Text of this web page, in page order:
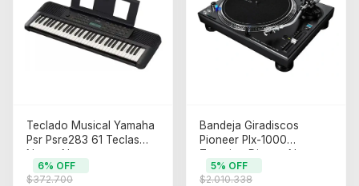
Teclado Musical Yamaha
Psr Psre283 61 Teclas
Negro Negro
$372.700
6% OFF
Bandeja Giradiscos
Pioneer Plx-1000
Traccion Directa Negra
Negro
$2.010.338
5% OFF